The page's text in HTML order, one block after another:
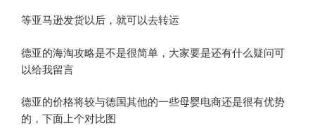
等亚马逊发货以后，就可以去转运
德亚的海淘攻略是不是很简单，大家要是还有什么疑问可
以给我留言
德亚的价格将较与德国其他的一些母婴电商还是很有优势
的，下面上个对比图